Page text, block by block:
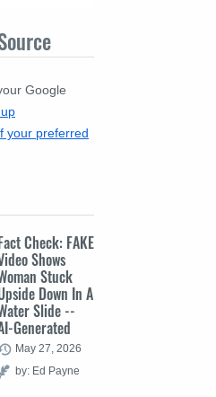
Google
your preferred
Check: FAKE
Shows
Stuck
Down In A
Slide --
Generated
May 27, 2026
by: Ed Payne